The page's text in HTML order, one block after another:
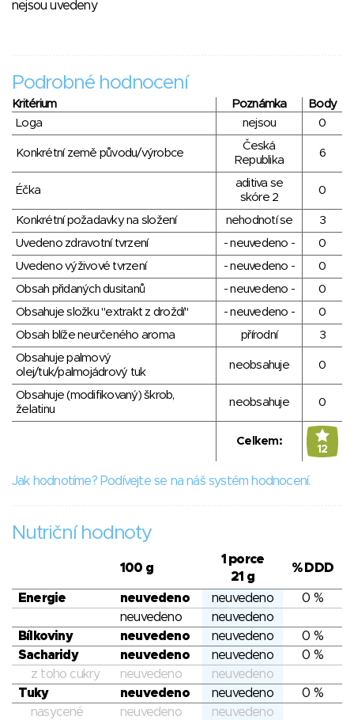
nejsou uvedeny
Podrobné hodnocení
Kritérium Poznámka
Body
Loga
nejsou 0
Konkrétní země původu/výrobce
Česká
Republika
6
Éčka
aditiva se
skóre 2
0
Konkrétní požadavky na složení nehodnotí se
3
Uvedeno zdravotní tvrzení
- neuvedeno -
0
Uvedeno výživové tvrzení
- neuvedeno -
0
Obsah přidaných dusitanů
- neuvedeno -
0
Obsahuje složku "extrakt z droždí"
- neuvedeno -
0
Obsah blíže neurčeného aroma
přírodní
3
Obsahuje palmový
olej/tuk/palmojádrový tuk
neobsahuje 0
Obsahuje (modifikovaný) škrob,
želatinu
neobsahuje 0
Celkem:
12
Jak hodnotíme? Podívejte se na náš systém hodnocení.
Nutriční hodnoty
100 g
1 porce
21 g
% DDD
Energie neuvedeno neuvedeno
0 %
neuvedeno
neuvedeno
Bílkoviny
neuvedeno neuvedeno
0 %
Sacharidy
neuvedeno neuvedeno
0 %
z toho cukry
neuvedeno
neuvedeno
Tuky
neuvedeno neuvedeno
0 %
nasycené
neuvedeno
neuvedeno